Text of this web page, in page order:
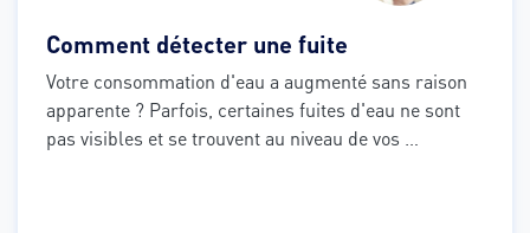
Comment détecter une fuite
Votre consommation d'eau a augmenté sans raison
apparente ? Parfois, certaines fuites d'eau ne sont
pas visibles et se trouvent au niveau de vos